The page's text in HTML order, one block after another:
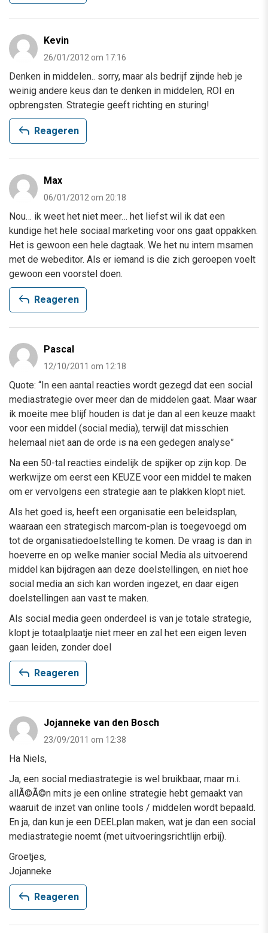
Kevin
26/01/2012 om 17:16
Denken in middelen.. sorry, maar als bedrijf zijnde heb je
weinig andere keus dan te denken in middelen, ROI en
opbrengsten. Strategie geeft richting en sturing!
reply Reageren
Max
06/01/2012 om 20:18
Nou… ik weet het niet meer… het liefst wil ik dat een
kundige het hele sociaal marketing voor ons gaat oppakken.
Het is gewoon een hele dagtaak. We het nu intern msamen
met de webeditor. Als er iemand is die zich geroepen voelt
gewoon een voorstel doen.
reply Reageren
Pascal
12/10/2011 om 12:18
Quote: “In een aantal reacties wordt gezegd dat een social
mediastrategie over meer dan de middelen gaat. Maar waar
ik moeite mee blijf houden is dat je dan al een keuze maakt
voor een middel (social media), terwijl dat misschien
helemaal niet aan de orde is na een gedegen analyse”
Na een 50-tal reacties eindelijk de spijker op zijn kop. De
werkwijze om eerst een KEUZE voor een middel te maken
om er vervolgens een strategie aan te plakken klopt niet.
Als het goed is, heeft een organisatie een beleidsplan,
waaraan een strategisch marcom-plan is toegevoegd om
tot de organisatiedoelstelling te komen. De vraag is dan in
hoeverre en op welke manier social Media als uitvoerend
middel kan bijdragen aan deze doelstellingen, en niet hoe
social media an sich kan worden ingezet, en daar eigen
doelstellingen aan vast te maken.
Als social media geen onderdeel is van je totale strategie,
klopt je totaalplaatje niet meer en zal het een eigen leven
gaan leiden, zonder doel
reply Reageren
Jojanneke van den Bosch
23/09/2011 om 12:38
Ha Niels,
Ja, een social mediastrategie is wel bruikbaar, maar m.i.
allÃ©Ã©n mits je een online strategie hebt gemaakt van
waaruit de inzet van online tools / middelen wordt bepaald.
En ja, dan kun je een DEELplan maken, wat je dan een social
mediastrategie noemt (met uitvoeringsrichtlijn erbij).
Groetjes,
Jojanneke
reply Reageren